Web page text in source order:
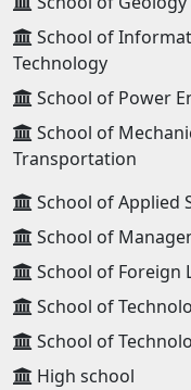
School of
Technology
School of Power
School of
Transportation
School of Applied
School of
School of Foreign
School of
School of
High school